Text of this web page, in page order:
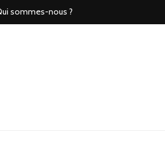
sommes-nous ?